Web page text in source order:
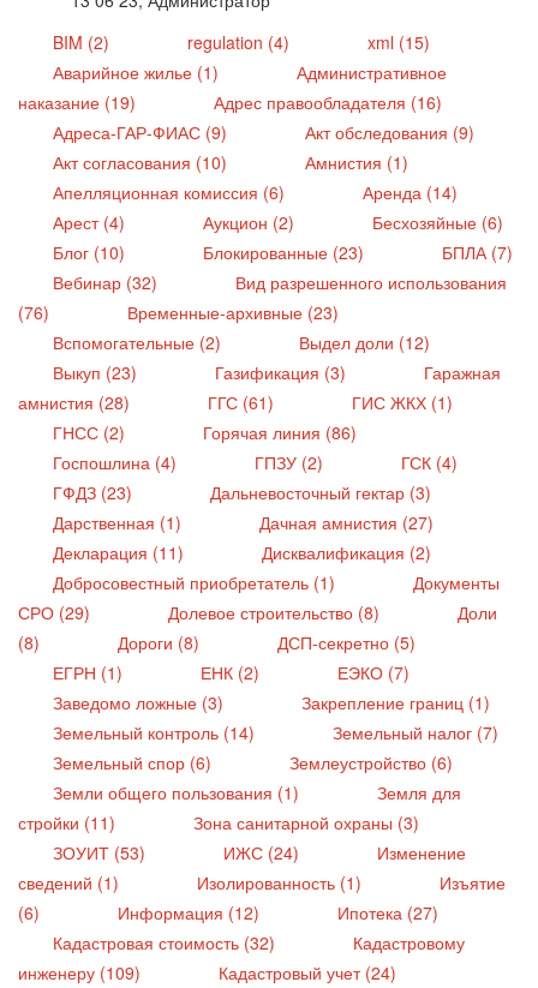
BIM (2)
regulation (4)
xml (15)
Аварийное жилье (1)
Административное
наказание (19)
Адрес правообладателя (16)
Адреса-ГАР-ФИАС (9)
Акт обследования (9)
Акт согласования (10)
Амнистия (1)
Апелляционная комиссия (6)
Аренда (14)
Арест (4)
Аукцион (2)
Бесхозяйные (6)
Блог (10)
Блокированные (23)
БПЛА (7)
Вебинар (32)
Вид разрешенного использования
(76)
Временные-архивные (23)
Вспомогательные (2)
Выдел доли (12)
Выкуп (23)
Газификация (3)
Гаражная
амнистия (28)
ГГС (61)
ГИС ЖКХ (1)
ГНСС (2)
Горячая линия (86)
Госпошлина (4)
ГПЗУ (2)
ГСК (4)
ГФДЗ (23)
Дальневосточный гектар (3)
Дарственная (1)
Дачная амнистия (27)
Декларация (11)
Дисквалификация (2)
Добросовестный приобретатель (1)
Документы
СРО (29)
Долевое строительство (8)
Доли
(8)
Дороги (8)
ДСП-секретно (5)
ЕГРН (1)
ЕНК (2)
ЕЭКО (7)
Заведомо ложные (3)
Закрепление границ (1)
Земельный контроль (14)
Земельный налог (7)
Земельный спор (6)
Землеустройство (6)
Земли общего пользования (1)
Земля для
стройки (11)
Зона санитарной охраны (3)
ЗОУИТ (53)
ИЖС (24)
Изменение
сведений (1)
Изолированность (1)
Изъятие
(6)
Информация (12)
Ипотека (27)
Кадастровая стоимость (32)
Кадастровому
инженеру (109)
Кадастровый учет (24)